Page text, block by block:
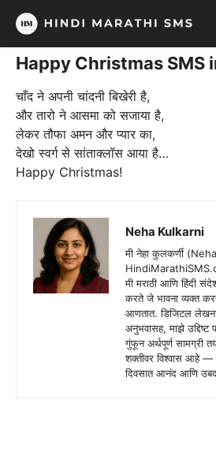
Skip
content
Happy Christmas SMS
चाँद ने अपनी चांदनी बिखेरी है,
और तारो ने आसमा को सजाया है,
लेकर तौफा अमन और प्यार का,
देखो स्वर्ग से सांताक्लॉस आया है…
Happy Christmas!
Neha Kulkarni
मी नेहा कुलकर्णी
मी मराठी आणि हिंदी
करते जे भावना व्यक्त
आणतात. डिजिटल
अनुभवासह, माझे उद्दिष्ट
गुंफून अर्थपूर्ण सामग्री
शक्तीवर विश्वास आहे —
दिवसात आनंद आणि